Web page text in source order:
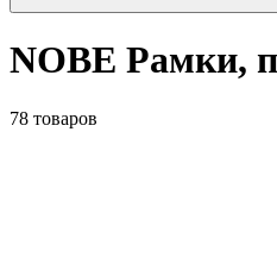
NOBE Рамки,
78 товаров